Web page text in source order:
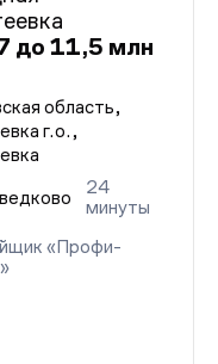
до 11,5 млн
область,
г.о.,
24
минуты
«Профи-